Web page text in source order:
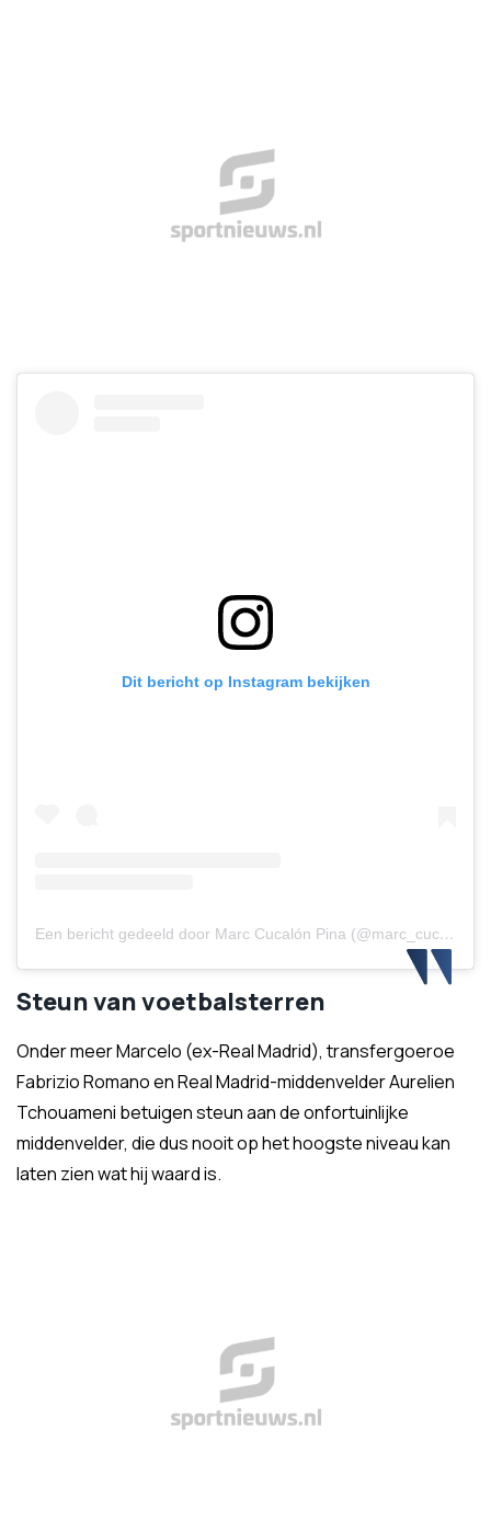
Dit bericht op Instagram bekijken
Een bericht gedeeld door Marc Cucalón Pina (@marc_cucalon6)
Steun van voetbalsterren
Onder meer Marcelo (ex-Real Madrid), transfergoeroe
Fabrizio Romano en Real Madrid-middenvelder Aurelien
Tchouameni betuigen steun aan de onfortuinlijke
middenvelder, die dus nooit op het hoogste niveau kan
laten zien wat hij waard is.